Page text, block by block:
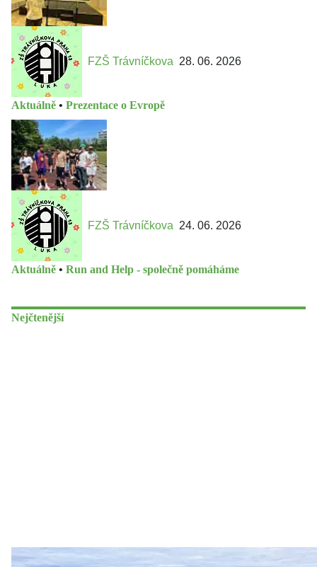
FZŠ Trávníčkova 28. 06. 2026
Aktuálně • Prezentace o Evropě
FZŠ Trávníčkova 24. 06. 2026
Aktuálně • Run and Help - společně pomáháme
Nejčtenější